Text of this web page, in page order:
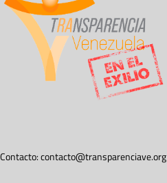
Contacto:contacto@transparenciave.org